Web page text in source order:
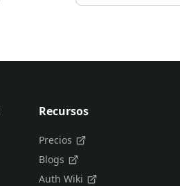
Recursos
Precios
Blogs
Auth Wiki